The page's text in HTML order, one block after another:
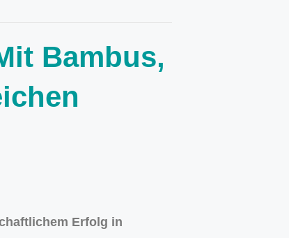
Bambus,
Erfolg in